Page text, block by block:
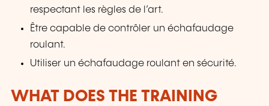
respectant les règles de l’art.
Être capable de contrôler un échafaudage
roulant.
Utiliser un échafaudage roulant en sécurité.
WHAT DOES THE TRAINING